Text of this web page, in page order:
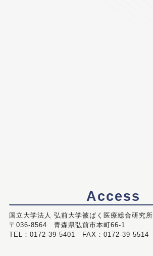
Access
国立大学法人 弘前大学被ばく医療総合研究所
〒036-8564 青森県弘前市本町66-1
TEL：0172-39-5401 FAX：0172-39-5514